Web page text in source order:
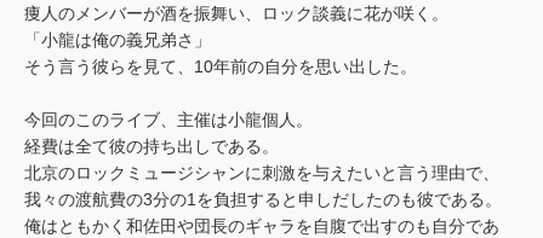
痩人のメンバーが酒を振舞い、ロック談義に花が咲く。
「小龍は俺の義兄弟さ」
そう言う彼らを見て、10年前の自分を思い出した。
今回のこのライブ、主催は小龍個人。
経費は全て彼の持ち出しである。
北京のロックミュージシャンに刺激を与えたいと言う理由で、
我々の渡航費の3分の1を負担すると申しだしたのも彼である。
俺はともかく和佐田や団長のギャラを自腹で出すのも自分であ